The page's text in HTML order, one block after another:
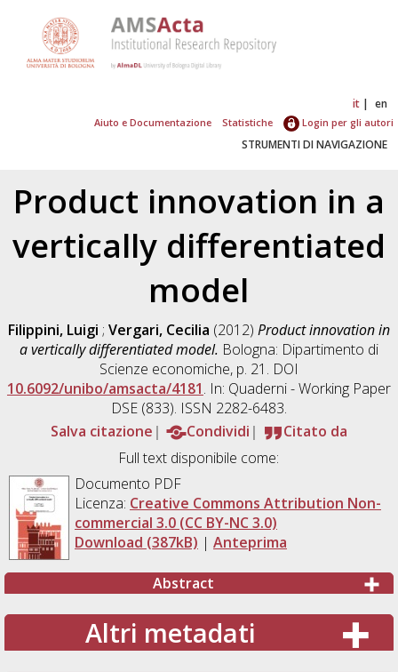
it en
Aiuto e Documentazione Statistiche Login per gli autori
STRUMENTI DI NAVIGAZIONE
Product innovation in a
vertically differentiated
model
Filippini, Luigi ; Vergari, Cecilia (2012) Product innovation in
a vertically differentiated model. Bologna: Dipartimento di
Scienze economiche, p. 21. DOI
10.6092/unibo/amsacta/4181. In: Quaderni - Working Paper
DSE (833). ISSN 2282-6483.
Salva citazione
Condividi
Citato da
Full text disponibile come:
Documento PDF
Licenza: Creative Commons Attribution Non-
commercial 3.0 (CC BY-NC 3.0)
Download (387kB) | Anteprima
Abstract
Altri metadati